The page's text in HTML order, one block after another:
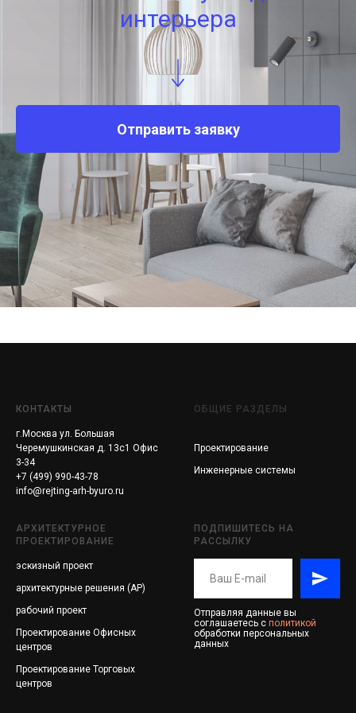
интерьера
Отправить заявку
КОНТАКТЫ
г.Москва ул. Большая
Черемушкинская д. 13с1 Офис
3-34
+7 (499) 990-43-78
info@rejting-arh-byuro.ru
ОБЩИЕ РАЗДЕЛЫ
Проектирование
Инженерные системы
АРХИТЕКТУРНОЕ
ПРОЕКТИРОВАНИЕ
эскизный проект
архитектурные решения (АР)
рабочий проект
Проектирование Офисных
центров
Проектирование Торговых
центров
ПОДПИШИТЕСЬ НА
РАССЫЛКУ
Отправляя данные вы
соглашаетесь с политикой
обработки персональных
данных